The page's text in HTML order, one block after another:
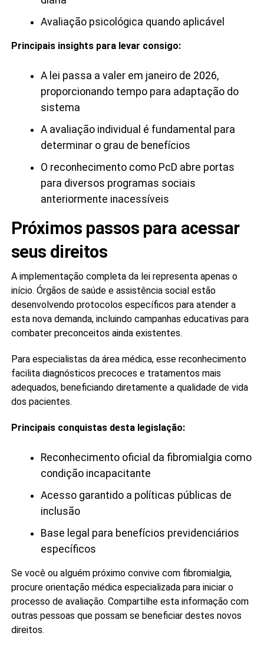
Avaliação psicológica quando aplicável
Principais insights para levar consigo:
A lei passa a valer em janeiro de 2026,
proporcionando tempo para adaptação do
sistema
A avaliação individual é fundamental para
determinar o grau de benefícios
O reconhecimento como PcD abre portas
para diversos programas sociais
anteriormente inacessíveis
Próximos passos para acessar
seus direitos
A implementação completa da lei representa apenas o
início. Órgãos de saúde e assistência social estão
desenvolvendo protocolos específicos para atender a
esta nova demanda, incluindo campanhas educativas para
combater preconceitos ainda existentes.
Para especialistas da área médica, esse reconhecimento
facilita diagnósticos precoces e tratamentos mais
adequados, beneficiando diretamente a qualidade de vida
dos pacientes.
Principais conquistas desta legislação:
Reconhecimento oficial da fibromialgia como
condição incapacitante
Acesso garantido a políticas públicas de
inclusão
Base legal para benefícios previdenciários
específicos
Se você ou alguém próximo convive com fibromialgia,
procure orientação médica especializada para iniciar o
processo de avaliação. Compartilhe esta informação com
outras pessoas que possam se beneficiar destes novos
direitos.